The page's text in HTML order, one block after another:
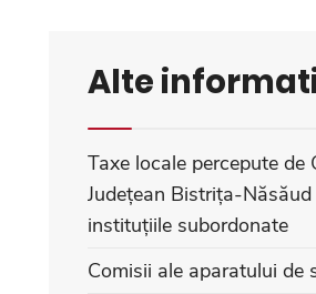
Alte
Taxe locale percepute de
Județean Bistrița-Năsăud
instituțiile subordonate
Comisii ale aparatului de